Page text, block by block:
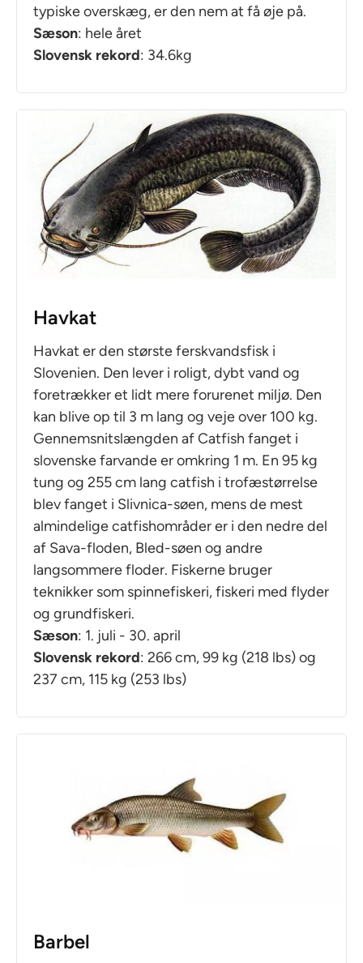
typiske overskæg, er den nem at få øje på.
Sæson: hele året
Slovensk rekord: 34.6kg
Havkat
Havkat er den største ferskvandsfisk i
Slovenien. Den lever i roligt, dybt vand og
foretrækker et lidt mere forurenet miljø. Den
kan blive op til 3 m lang og veje over 100 kg.
Gennemsnitslængden af Catfish fanget i
slovenske farvande er omkring 1 m. En 95 kg
tung og 255 cm lang catfish i trofæstørrelse
blev fanget i Slivnica-søen, mens de mest
almindelige catfishområder er i den nedre del
af Sava-floden, Bled-søen og andre
langsommere floder. Fiskerne bruger
teknikker som spinnefiskeri, fiskeri med flyder
og grundfiskeri.
Sæson: 1. juli - 30. april
Slovensk rekord: 266 cm, 99 kg (218 lbs) og
237 cm, 115 kg (253 lbs)
Barbel